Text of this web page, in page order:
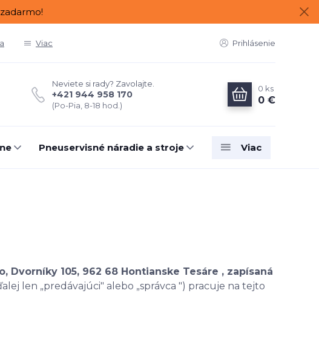
Viac Prihlásenie
Neviete si rady? Zavolajte.
+421 944 958 170
(Po-Pia, 8-18 hod.)
0 ks
0 €
Pneuservisné náradie a stroje Viac
Dvorníky 105, 962 68 Hontianske Tesáre , zapísaná
len „predávajúci" alebo „správca ") pracuje na tejto